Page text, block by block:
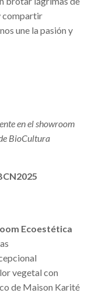
compartir
une la pasión y
en el showroom
BioCultura
Ecoestética
vegetal con
de Maison Karité